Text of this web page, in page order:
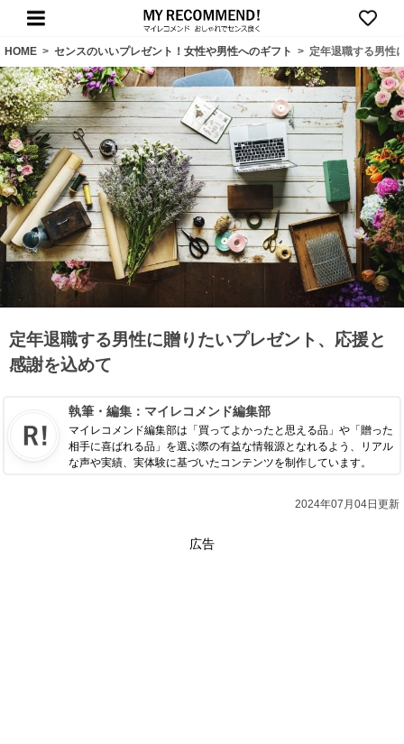
HOME > センスのいいプレゼント！女性や男性へのギフト > 定年退職する男性
定年退職する男性に贈りたいプレゼント、応援と
感謝を込めて
執筆・編集： マイレコメンド編集部
マイレコメンド編集部は「買ってよかったと思える品」や「贈った
相手に喜ばれる品」を選ぶ際の有益な情報源となれるよう、リアル
な声や実績、実体験に基づいたコンテンツを制作しています。
2024年07月04日更新
広告